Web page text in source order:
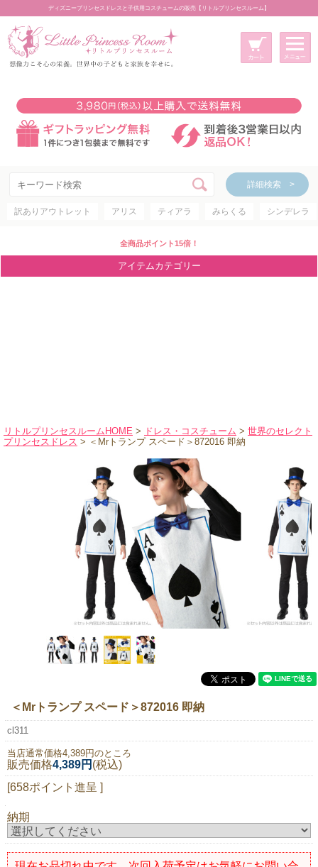
ディズニープリンセスドレスと子供用コスチュームの販売【リトルプリンセスルーム】
詳細検索 >
訳ありアウトレット アリス ティアラ みらくる シンデレラ
全商品ポイント15倍！
アイテムカテゴリー
リトルプリンセスルームHOME > ドレス・コスチューム > 世界のセレクト
プリンセスドレス > ＜Mrトランプ スペード＞872016 即納
＜Mrトランプ スペード＞872016 即納
cl311
当店通常価格4,389円のところ
販売価格4,389円 (税込)
[658ポイント進呈 ]
納期
新規会員登録
マイページ
カート
詳細検索 >
アイテムカテゴリー
ディズニープリンセス
ディズニキャラクター
アウトレット
ショッピングインフォメーション
会社概要
お支払・送料
サイズの測り方
よくあるご質問
レビューを見る
マイページログイン
お問い合わせ